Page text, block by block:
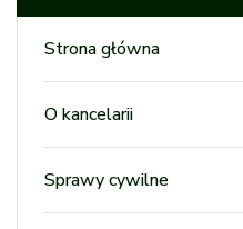
Strona główna
O kancelarii
Sprawy cywilne